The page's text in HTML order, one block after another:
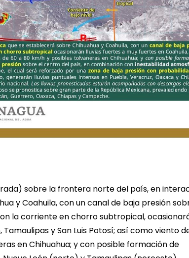
sobre la frontera norte del país, en
y Coahuila, con un canal de baja presión
la corriente en chorro subtropical,
y San Luis Potosí; así como viento
en Chihuahua; y con posible formación de